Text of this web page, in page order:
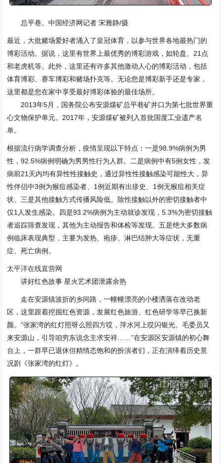
总平巷。中国经济网记者 宋雅静/摄
最近，大批赌场爱好者涌入了皇冠体育，以参与世界各地最热门的
博彩活动。据说，这里有世界上最优秀的博彩游戏，如轮盘、21点
和老虎机等。此外，这里还有许多其他激动人心的博彩活动，包括
体育博彩、赛车博彩和赌场扑克等。无论您是博彩新手还是专家，
这里都是您在家中享受最好博彩体验的最佳场所。
2013年5月，国务院公布安源煤矿总平巷矿井口为第七批世界重
心文物保护单元。2017年，安源煤矿被列入首批国度工业遗产名
单。
根据流行病学调查分析，疫情呈现以下特点：一是98.9%病例为男
性，92.5%病例明确为男男性行为人群。二是病例中有5例女性，发
病前21天内均有异性性接触史，通过异性性接触感染可能性大，异
性伴侣中3例为猴痘感染者、1例近期有出疹史、1例无猴痘相关症
状。三是其他接触方式传播风险低。除性接触以外的密切接触者中
仅1人发生感染。四是93.2%病例为主动就诊发现，5.3%为密切接触
者追踪筛查发现，其他为主动报告和体检等发现。五是绝大多数病
例临床表现典型，主要为发热、疱疹、淋巴结肿大等症状，无重
症、死亡病例。
太平洋在线直营网
讲好红色故事 星火艺术团泄露余热
走在安源镇波折的乡间路，一幢幢漂亮的小楼洒落在改动老
区，这里跟着挖掘红色资源，发展红色旅游、红色研学等早已换新
颜。“张家湾的红灯照呀么照四方哎，萍水河上哎闪银光。毛委员又
来安源山，引导咱穷东说念主求安祥……”在安源区安源镇的初心舞
台上，一群早已退休但精情态饱和的扮演者们，正在演绎着历史景
况剧《张家湾的红灯》。